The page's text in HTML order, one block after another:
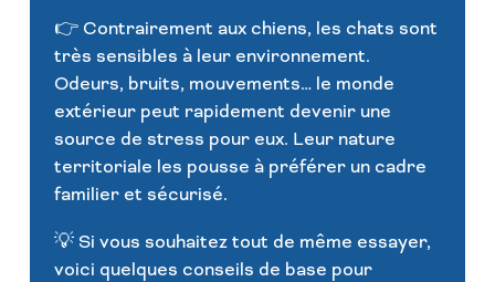
👉 Contrairement aux chiens, les chats sont
très sensibles à leur environnement.
Odeurs, bruits, mouvements… le monde
extérieur peut rapidement devenir une
source de stress pour eux. Leur nature
territoriale les pousse à préférer un cadre
familier et sécurisé.
💡 Si vous souhaitez tout de même essayer,
voici quelques conseils de base pour